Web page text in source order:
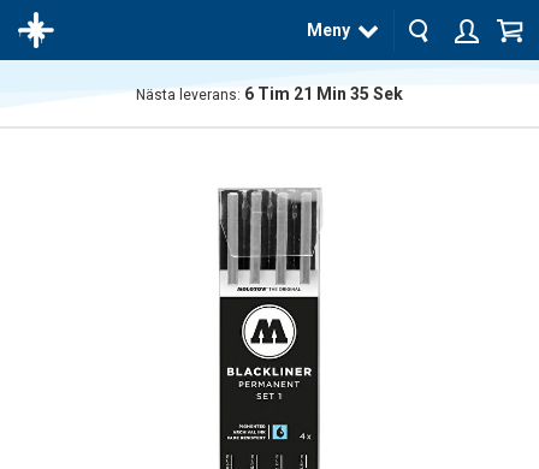
Meny
Nästa leverans: 6 Tim 21 Min 34 Sek